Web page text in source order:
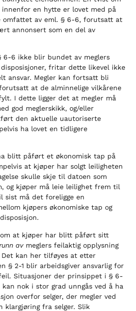
en hytte er lovet med på
omfattet av eml. § 6-6, forutsatt at
annonsert som en del av
6-6 ikke blir bundet av meglers
fritar dette likevel ikke
ansvar. Megler kan fortsatt bli
at de alminnelige vilkårene
I dette ligger det at megler må
god meglerskikk, og/eller
den aktuelle uautoriserte
ha lovet en tidligere
blitt påført et økonomisk tap på
at kjøper har solgt leiligheten
skulle skje til datoen som
og kjøper må leie leilighet frem til
sist må det foreligge en
kjøpers økonomiske tap og
at kjøper har blitt påført sitt
av meglers feilaktig opplysning
Det kan her tilføyes at etter
§ 2-1 blir arbeidsgiver ansvarlig for
Situasjoner der prinsippet i § 6-
nok i stor grad unngås ved å ha
overfor selger, der megler ved
klargjøring fra selger. Slik